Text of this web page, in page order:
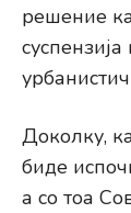
решение
Доколку,
биде
а со тоа